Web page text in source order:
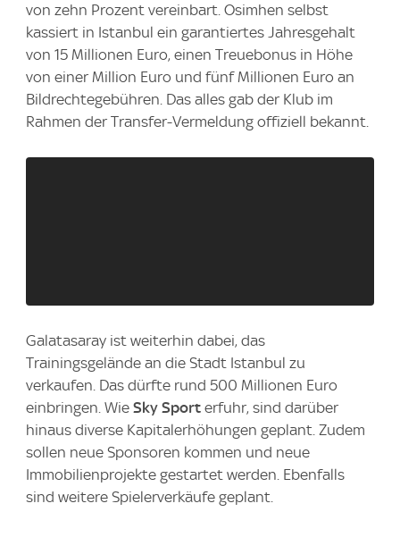
von zehn Prozent vereinbart. Osimhen selbst
kassiert in Istanbul ein garantiertes Jahresgehalt
von 15 Millionen Euro, einen Treuebonus in Höhe
von einer Million Euro und fünf Millionen Euro an
Bildrechtegebühren. Das alles gab der Klub im
Rahmen der Transfer-Vermeldung offiziell bekannt.
Galatasaray ist weiterhin dabei, das
Trainingsgelände an die Stadt Istanbul zu
verkaufen. Das dürfte rund 500 Millionen Euro
einbringen. Wie Sky Sport erfuhr, sind darüber
hinaus diverse Kapitalerhöhungen geplant. Zudem
sollen neue Sponsoren kommen und neue
Immobilienprojekte gestartet werden. Ebenfalls
sind weitere Spielerverkäufe geplant.